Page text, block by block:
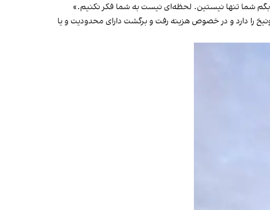
بگم شما تنها نیستین. لحظه‌ای نیست به شما فکر نکنیم.»
را دارد و در خصوص هزینه رفت و برگشت دارای محدودیت و یا